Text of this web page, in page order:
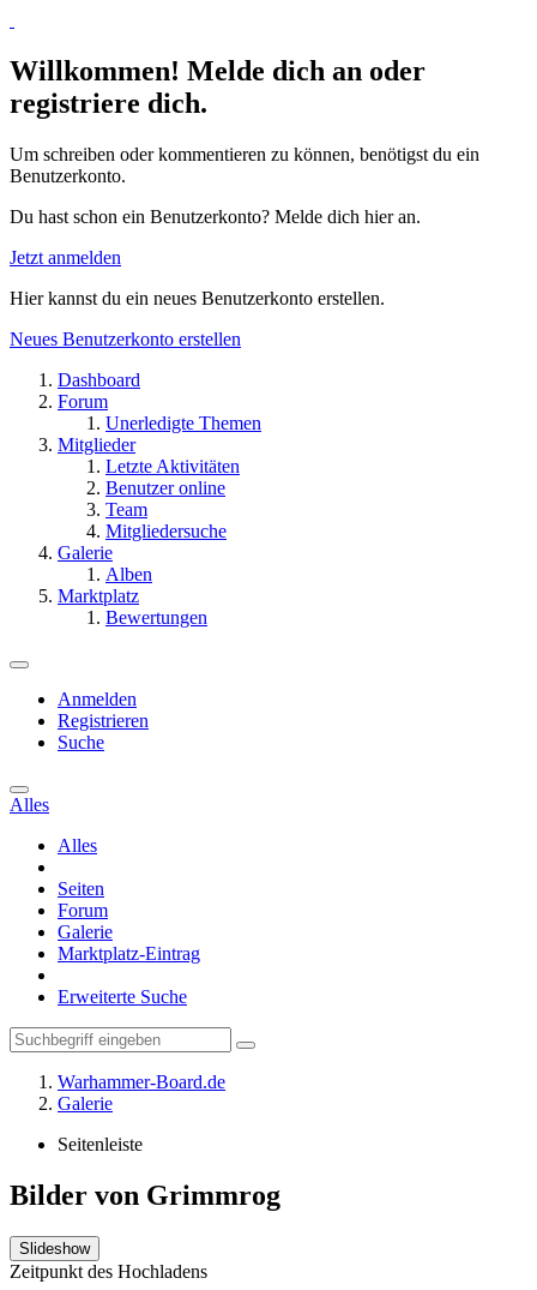
Willkommen! Melde dich an oder
registriere dich.
Um schreiben oder kommentieren zu können, benötigst du ein
Benutzerkonto.
Du hast schon ein Benutzerkonto? Melde dich hier an.
Jetzt anmelden
Hier kannst du ein neues Benutzerkonto erstellen.
Neues Benutzerkonto erstellen
Dashboard
Forum
Unerledigte Themen
Mitglieder
Letzte Aktivitäten
Benutzer online
Team
Mitgliedersuche
Galerie
Alben
Marktplatz
Bewertungen
Anmelden
Registrieren
Suche
Alles
Alles
Seiten
Forum
Galerie
Marktplatz-Eintrag
Erweiterte Suche
Warhammer-Board.de
Galerie
Seitenleiste
Bilder von Grimmrog
Slideshow
Zeitpunkt des Hochladens